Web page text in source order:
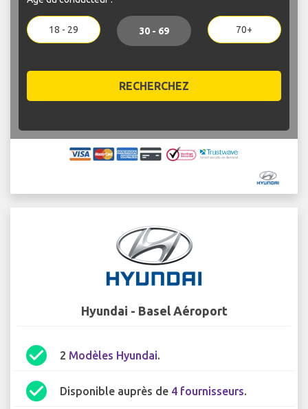
18 - 29 30 - 69 70+
RECHERCHEZ
Hyundai - Basel Aéroport
check_circle 2 Modèles Hyundai.
check_circle Disponible auprès de 4 fournisseurs.